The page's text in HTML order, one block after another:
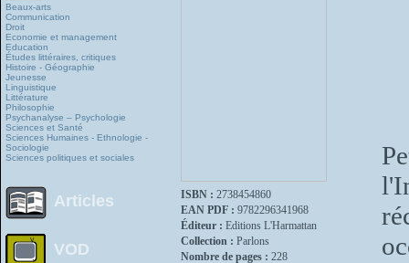
Beaux-arts
Communication
Droit
Economie et management
Education
Études littéraires, critiques
Histoire - Géographie
Jeunesse
Linguistique
Littérature
Philosophie
Psychanalyse – Psychologie
Sciences et Santé
Sciences Humaines - Ethnologie -
Sociologie
Sciences politiques et sociales
Articles
VOD
ISBN : 2738454860
EAN PDF : 9782296341968
Éditeur : Editions L'Harmattan
Collection : Parlons
Nombre de pages : 228